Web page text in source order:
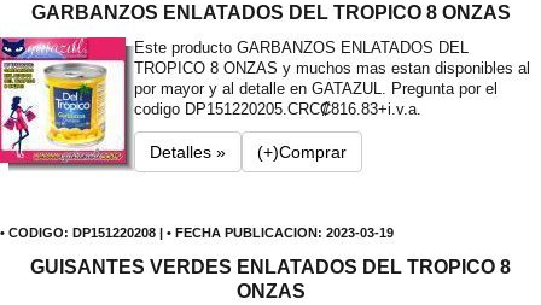
GARBANZOS ENLATADOS DEL TROPICO 8 ONZAS
Este producto GARBANZOS ENLATADOS DEL
TROPICO 8 ONZAS y muchos mas estan disponibles al
por mayor y al detalle en GATAZUL. Pregunta por el
codigo DP151220205. CRC₡816.83+i.v.a.
Detalles » (+)Comprar
• CODIGO: DP151220208 | • FECHA PUBLICACION: 2023-03-19
GUISANTES VERDES ENLATADOS DEL TROPICO 8
ONZAS